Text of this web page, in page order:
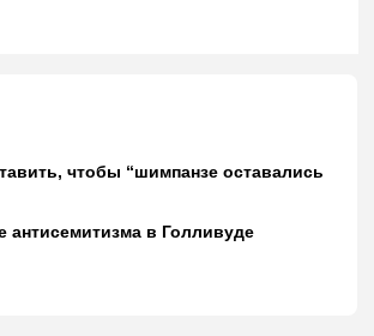
чтобы “шимпанзе оставались
антисемитизма в Голливуде